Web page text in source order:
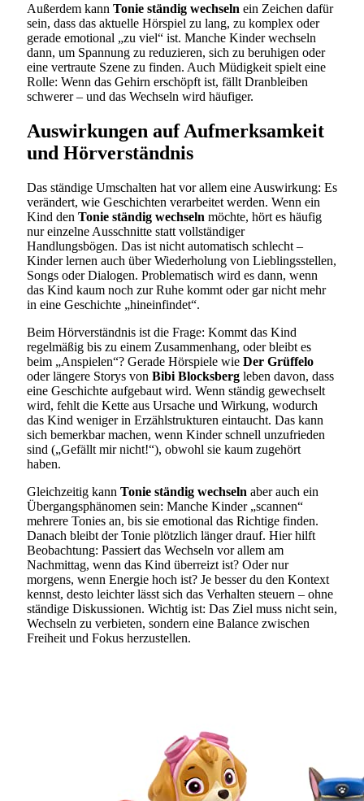
Außerdem kann Tonie ständig wechseln ein Zeichen dafür
sein, dass das aktuelle Hörspiel zu lang, zu komplex oder
gerade emotional „zu viel“ ist. Manche Kinder wechseln
dann, um Spannung zu reduzieren, sich zu beruhigen oder
eine vertraute Szene zu finden. Auch Müdigkeit spielt eine
Rolle: Wenn das Gehirn erschöpft ist, fällt Dranbleiben
schwerer – und das Wechseln wird häufiger.
Auswirkungen auf Aufmerksamkeit
und Hörverständnis
Das ständige Umschalten hat vor allem eine Auswirkung: Es
verändert, wie Geschichten verarbeitet werden. Wenn ein
Kind den Tonie ständig wechseln möchte, hört es häufig
nur einzelne Ausschnitte statt vollständiger
Handlungsbögen. Das ist nicht automatisch schlecht –
Kinder lernen auch über Wiederholung von Lieblingsstellen,
Songs oder Dialogen. Problematisch wird es dann, wenn
das Kind kaum noch zur Ruhe kommt oder gar nicht mehr
in eine Geschichte „hineinfindet“.
Beim Hörverständnis ist die Frage: Kommt das Kind
regelmäßig bis zu einem Zusammenhang, oder bleibt es
beim „Anspielen“? Gerade Hörspiele wie Der Grüffelo
oder längere Storys von Bibi Blocksberg leben davon, dass
eine Geschichte aufgebaut wird. Wenn ständig gewechselt
wird, fehlt die Kette aus Ursache und Wirkung, wodurch
das Kind weniger in Erzählstrukturen eintaucht. Das kann
sich bemerkbar machen, wenn Kinder schnell unzufrieden
sind („Gefällt mir nicht!“), obwohl sie kaum zugehört
haben.
Gleichzeitig kann Tonie ständig wechseln aber auch ein
Übergangsphänomen sein: Manche Kinder „scannen“
mehrere Tonies an, bis sie emotional das Richtige finden.
Danach bleibt der Tonie plötzlich länger drauf. Hier hilft
Beobachtung: Passiert das Wechseln vor allem am
Nachmittag, wenn das Kind überreizt ist? Oder nur
morgens, wenn Energie hoch ist? Je besser du den Kontext
kennst, desto leichter lässt sich das Verhalten steuern – ohne
ständige Diskussionen. Wichtig ist: Das Ziel muss nicht sein,
Wechseln zu verbieten, sondern eine Balance zwischen
Freiheit und Fokus herzustellen.